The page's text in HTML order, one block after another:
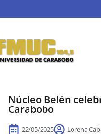
Núcleo Belén
Carabobo
22/05/2025 Lorena